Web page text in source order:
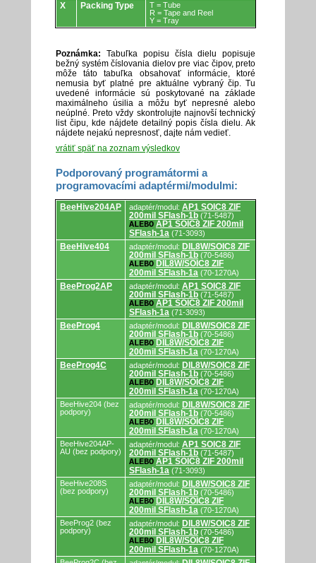
X Packing Type
T = Tube
R = Tape and Reel
Y = Tray
Poznámka: Tabuľka popisu čísla dielu popisuje
bežný systém číslovania dielov pre viac čipov, preto
môže táto tabuľka obsahovať informácie, ktoré
nemusia byť platné pre aktuálne vybraný čip. Tu
uvedené informácie sú poskytované na základe
maximálneho úsilia a môžu byť nepresné alebo
neúplné. Preto vždy skontrolujte najnovší technický
list čipu, kde nájdete detailný popis čísla dielu. Ak
nájdete nejakú nepresnosť, dajte nám vedieť.
vrátiť späť na zoznam výsledkov
Podporovaný programátormi a
programovacími adaptérmi/modulmi:
Podporovaný
programátormi
adaptérmi/modulmi.
BeeHive204AP adaptér/modul: AP1 SOIC8 ZIF
200mil SFlash-1b (71-5487)
ALEBO AP1 SOIC8 ZIF 200mil
SFlash-1a (71-3093)
BeeHive404 adaptér/modul: DIL8W/SOIC8 ZIF
200mil SFlash-1b (70-5486)
ALEBO DIL8W/SOIC8 ZIF
200mil SFlash-1a (70-1270A)
BeeProg2AP adaptér/modul: AP1 SOIC8 ZIF
200mil SFlash-1b (71-5487)
ALEBO AP1 SOIC8 ZIF 200mil
SFlash-1a (71-3093)
BeeProg4 adaptér/modul: DIL8W/SOIC8 ZIF
200mil SFlash-1b (70-5486)
ALEBO DIL8W/SOIC8 ZIF
200mil SFlash-1a (70-1270A)
BeeProg4C adaptér/modul: DIL8W/SOIC8 ZIF
200mil SFlash-1b (70-5486)
ALEBO DIL8W/SOIC8 ZIF
200mil SFlash-1a (70-1270A)
BeeHive204 (bez
podpory)
adaptér/modul: DIL8W/SOIC8 ZIF
200mil SFlash-1b (70-5486)
ALEBO DIL8W/SOIC8 ZIF
200mil SFlash-1a (70-1270A)
BeeHive204AP-
AU (bez podpory)
adaptér/modul: AP1 SOIC8 ZIF
200mil SFlash-1b (71-5487)
ALEBO AP1 SOIC8 ZIF 200mil
SFlash-1a (71-3093)
BeeHive208S
(bez podpory)
adaptér/modul: DIL8W/SOIC8 ZIF
200mil SFlash-1b (70-5486)
ALEBO DIL8W/SOIC8 ZIF
200mil SFlash-1a (70-1270A)
BeeProg2 (bez
podpory)
adaptér/modul: DIL8W/SOIC8 ZIF
200mil SFlash-1b (70-5486)
ALEBO DIL8W/SOIC8 ZIF
200mil SFlash-1a (70-1270A)